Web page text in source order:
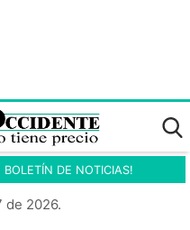
BOLETÍN DE NOTICIAS!
de 2026.